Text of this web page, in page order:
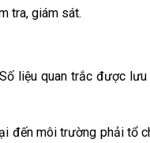
tra, giám sát.
liệu quan trắc được
đến môi trường phải tổ